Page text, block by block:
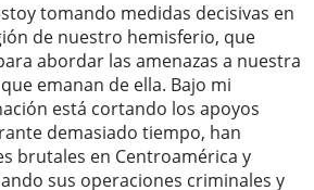
tomando medidas decisivas en
de nuestro hemisferio, que
abordar las amenazas a nuestra
emanan de ella. Bajo mi
está cortando los apoyos
demasiado tiempo, han
brutales en Centroamérica y
sus operaciones criminales y